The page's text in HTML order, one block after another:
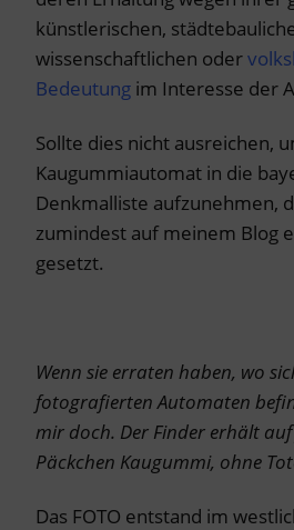
künstlerischen,
wissenschaftlichen oder
Bedeutung im Interesse der
Sollte dies nicht ausreichen,
Kaugummiautomat in die
Denkmalliste aufzunehmen,
zumindest auf meinem Blog
gesetzt.
Wenn sie erraten haben, wo
fotografierten Automaten
mir doch. Der Finder erhält auf
Päckchen Kaugummi, ohne
Das FOTO entstand im